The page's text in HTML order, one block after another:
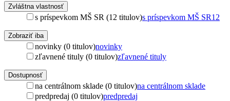
Zvláštna vlastnosť
s príspevkom MŠ SR (12 titulov)s príspevkom MŠ SR12
Zobraziť iba
novinky (0 titulov)novinky
zľavnené tituly (0 titulov)zľavnené tituly
Dostupnosť
na centrálnom sklade (0 titulov)na centrálnom sklade
predpredaj (0 titulov)predpredaj